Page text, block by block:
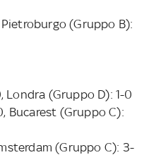
(Gruppo B):
Londra (Gruppo D): 1-0
Bucarest (Gruppo C):
(Gruppo C): 3-